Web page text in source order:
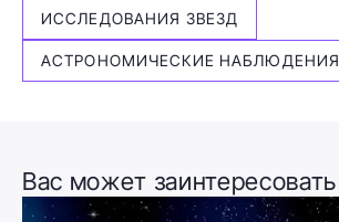
ИССЛЕДОВАНИЯ ЗВЕЗД
АСТРОНОМИЧЕСКИЕ НАБЛЮДЕНИЯ
Вас может заинтересовать